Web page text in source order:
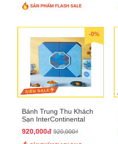
-0%
Bánh Trung Thu Khách
Sạn InterContinental
QTTT26
920,000đ 920,000₫